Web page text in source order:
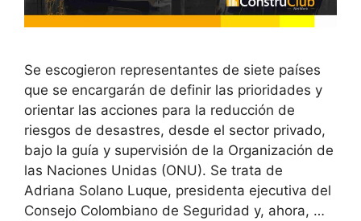
Se escogieron representantes de siete países
que se encargarán de definir las prioridades y
orientar las acciones para la reducción de
riesgos de desastres, desde el sector privado,
bajo la guía y supervisión de la Organización de
las Naciones Unidas (ONU). Se trata de
Adriana Solano Luque, presidenta ejecutiva del
Consejo Colombiano de Seguridad y, ahora, …